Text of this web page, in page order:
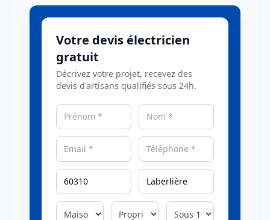
Votre devis électricien
gratuit
Décrivez votre projet, recevez des
devis d'artisans qualifiés sous 24h.